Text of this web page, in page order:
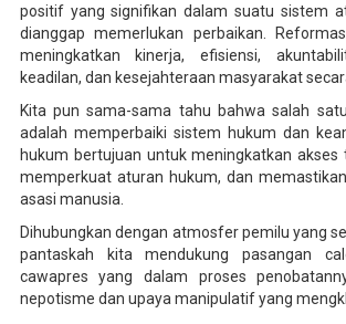
positif yang signifikan dalam suatu sistem
dianggap memerlukan perbaikan.
meningkatkan kinerja, efisiensi,
keadilan, dan kesejahteraan masyarakat
Kita pun sama-sama tahu bahwa salah
adalah memperbaiki sistem hukum dan
hukum bertujuan untuk meningkatkan akses
memperkuat aturan hukum, dan
asasi manusia.
Dihubungkan dengan atmosfer pemilu yang
pantaskah kita mendukung pasangan
cawapres yang dalam proses
nepotisme dan upaya manipulatif yang